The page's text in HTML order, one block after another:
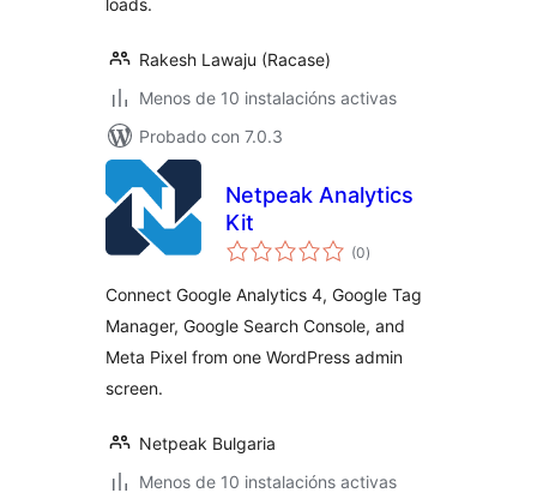
loads.
Rakesh Lawaju (Racase)
Menos de 10 instalacións activas
Probado con 7.0.3
Netpeak Analytics
Kit
(0valoracións
totais
)
Connect Google Analytics 4, Google Tag
Manager, Google Search Console, and
Meta Pixel from one WordPress admin
screen.
Netpeak Bulgaria
Menos de 10 instalacións activas